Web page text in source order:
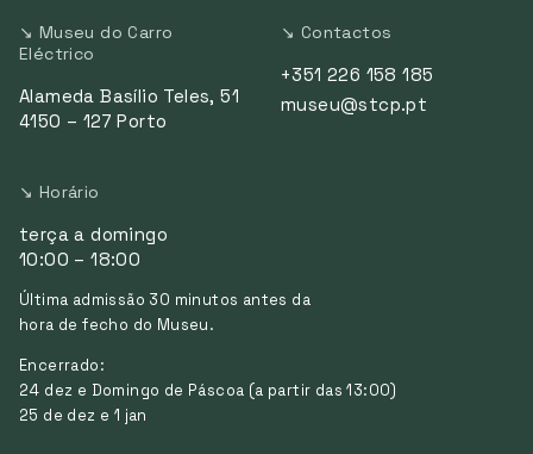
↘ Museu do Carro
Eléctrico
Alameda Basílio Teles, 51
4150 – 127 Porto
↘ Contactos
+351 226 158 185
museu@stcp.pt
↘ Horário
terça a domingo
10:00 – 18:00
Última admissão 30 minutos antes da
hora de fecho do Museu.
Encerrado:
24 dez e Domingo de Páscoa (a partir das 13:00)
25 de dez e 1 jan